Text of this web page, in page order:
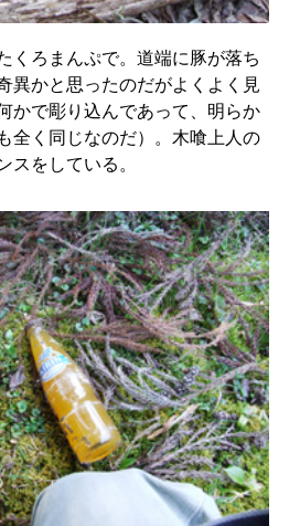
くろまんぷで。道端に豚が落ち
異かと思ったのだがよくよく見
かで彫り込んであって、明らか
全く同じなのだ）。木喰上人の
スをしている。